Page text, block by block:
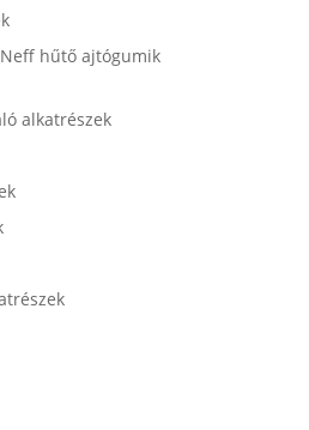
hűtő ajtógumik
alkatrészek